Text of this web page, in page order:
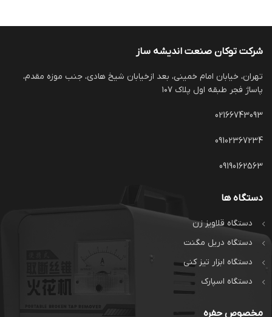
شرکت توکان صنعت اندیشه ساز
تهران، خیابان امام خمینی، بعد ازخیابان شیخ هادی، جنب موزه مقدم،
پاساژ فجر طبقه اول پلاک ۱۰۷
02166743093
09102367234
09190162563
دستگاه ها
دستگاه قلاویز زن
دستگاه دریل مگنت
دستگاه ابزار تیز کنی
دستگاه اسپارک
مخصوص حفره